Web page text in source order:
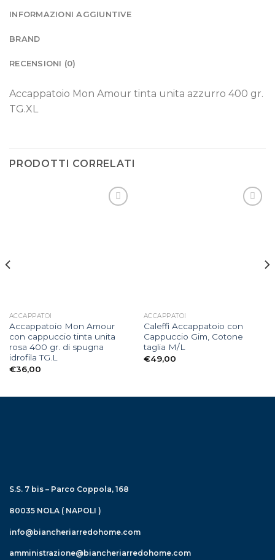
INFORMAZIONI AGGIUNTIVE
BRAND
RECENSIONI (0)
Accappatoio Mon Amour tinta unita azzurro 400 gr.
TG.XL
PRODOTTI CORRELATI
ACCAPPATOI
Accappatoio Mon Amour
con cappuccio tinta unita
rosa 400 gr. di spugna
idrofila TG.L
€36,00
ACCAPPATOI
Caleffi Accappatoio con
Cappuccio Gim, Cotone
taglia M/L
€49,00
S.S. 7 bis – Parco Coppola, 168
80035 NOLA ( NAPOLI )
info@biancheriarredohome.com
amministrazione@biancheriarredohome.com